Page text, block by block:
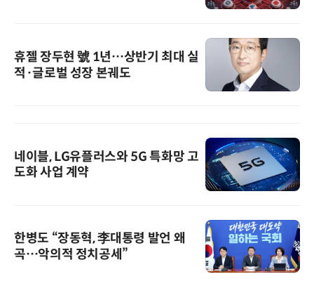
휴젤 장두현 號 1년…상반기 최대 실
적·글로벌 성장 본궤도
네이블, LG유플러스와 5G 특화망 고
도화 사업 계약
한병도 “장동혁, 李대통령 발언 왜
곡…악의적 정치공세”